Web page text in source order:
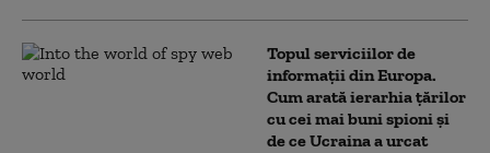
Topul serviciilor de
informații din Europa.
Cum arată ierarhia țărilor
cu cei mai buni spioni și
de ce Ucraina a urcat